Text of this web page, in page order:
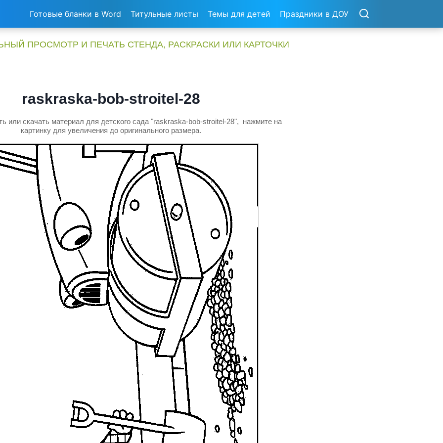
Готовые бланки в Word Титульные листы Темы для детей Праздники в ДОУ
ПРОСМОТР И ПЕЧАТЬ СТЕНДА, РАСКРАСКИ ИЛИ КАРТОЧКИ
raskraska-bob-stroitel-28
или скачать материал для детского сада "raskraska-bob-stroitel-28", нажмите на
картинку для увеличения до оригинального размера.